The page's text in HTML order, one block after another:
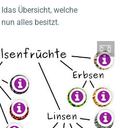
Übersicht, welche
alles besitzt.